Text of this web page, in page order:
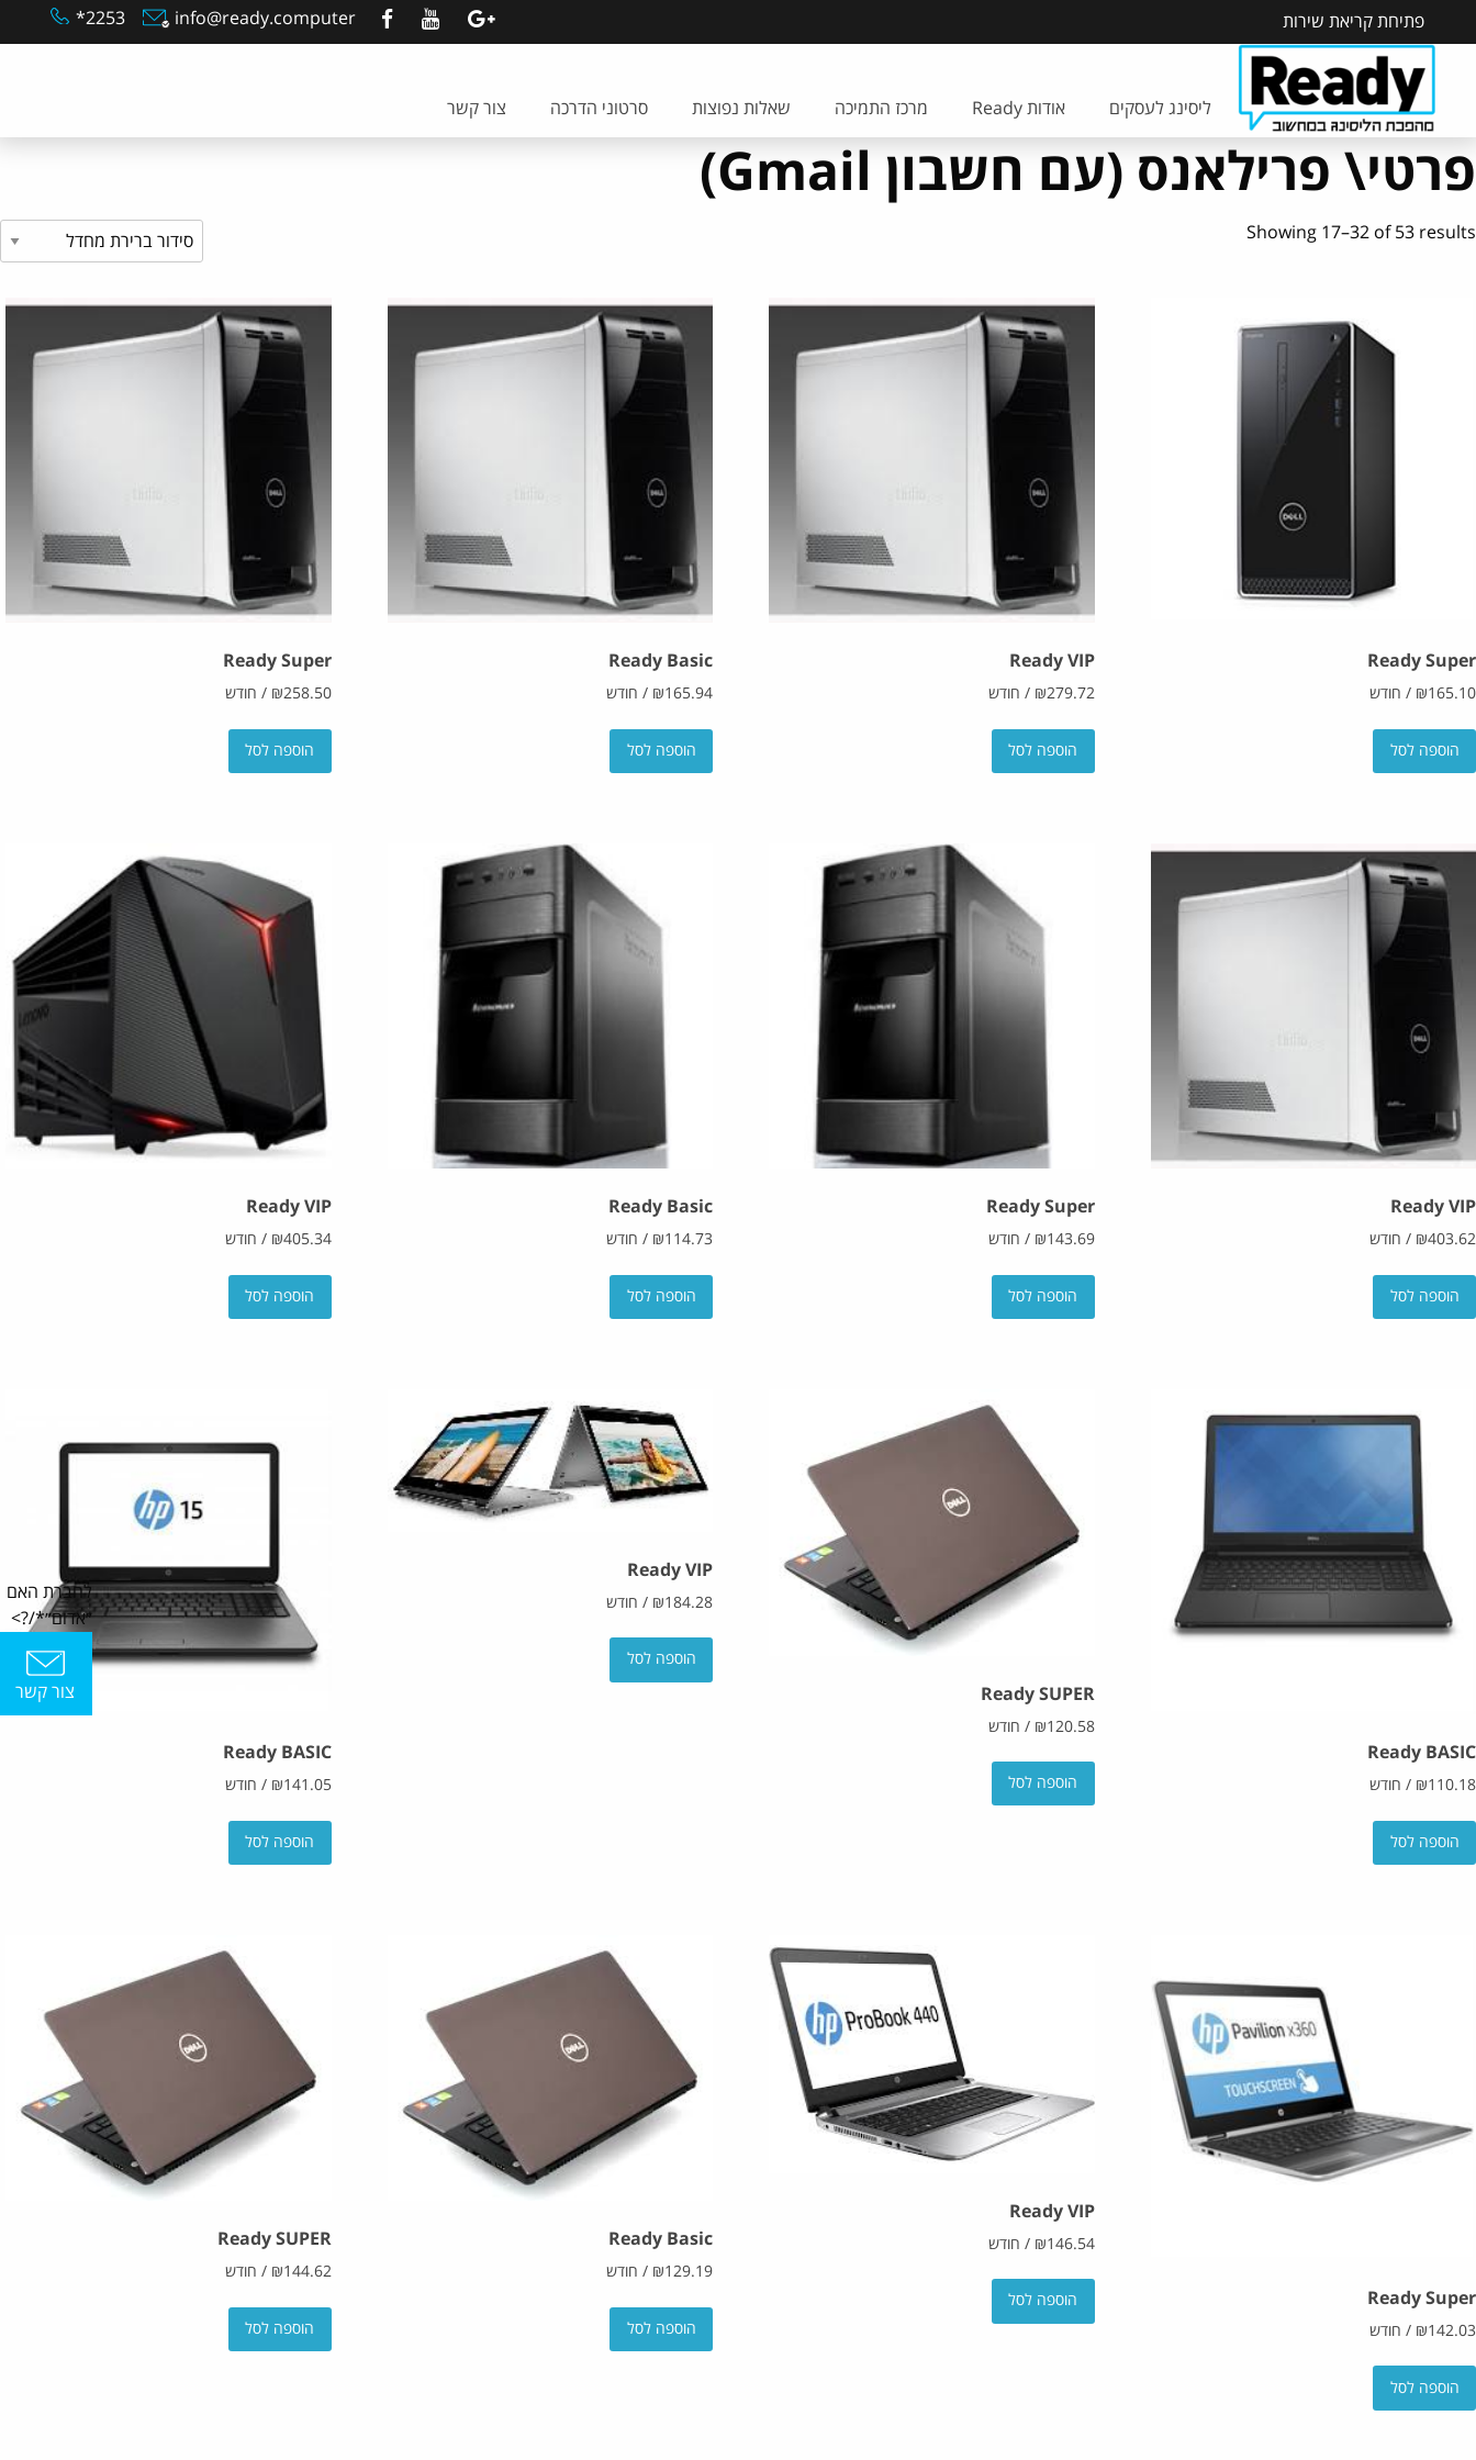
פתיחת קריאת שירות 2253* info@ready.computer
ליסינג לעסקים אודות Ready מרכז התמיכה שאלות נפוצות סרטוני הדרכה צור קשר
פרטי\ פרילאנס (עם חשבון Gmail)
Showing 17–32 of 53 results
Ready Super
₪165.10
/ חודש
הוספה לסל
Ready VIP
₪279.72
/ חודש
הוספה לסל
Ready Basic
₪165.94
/ חודש
הוספה לסל
Ready Super
₪258.50
/ חודש
הוספה לסל
Ready VIP
₪403.62
/ חודש
הוספה לסל
Ready Super
₪143.69
/ חודש
הוספה לסל
Ready Basic
₪114.73
/ חודש
הוספה לסל
Ready VIP
₪405.34
/ חודש
הוספה לסל
Ready BASIC
₪110.18
/ חודש
הוספה לסל
Ready SUPER
₪120.58
/ חודש
הוספה לסל
Ready VIP
₪184.28
/ חודש
הוספה לסל
Ready BASIC
₪141.05
/ חודש
הוספה לסל
Ready Super
₪142.03
/ חודש
הוספה לסל
Ready VIP
₪146.54
/ חודש
הוספה לסל
Ready Basic
₪129.19
/ חודש
הוספה לסל
Ready SUPER
₪144.62
/ חודש
הוספה לסל
לחברת האם
״אדום״*/?>
צור קשר